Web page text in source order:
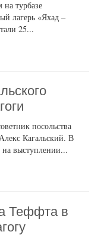
турбазе
лагерь «Яхад –
25...
посольства
Кагальский. В
на выступлении...
Теффта в